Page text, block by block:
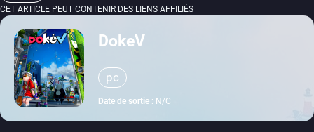
CET ARTICLE PEUT CONTENIR DES LIENS AFFILIÉS
DokeV
pc
Date de sortie : N/C